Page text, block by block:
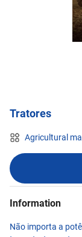
Tratores
Agricultural
Information
Não importa a